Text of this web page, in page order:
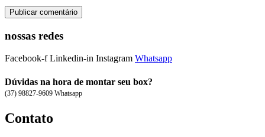
nossas redes
Facebook-f Linkedin-in Instagram Whatsapp
Dúvidas na hora de montar seu box?
(37) 98827-9609 Whatsapp
Contato